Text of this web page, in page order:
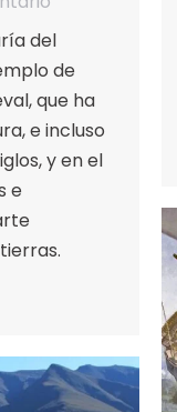
del
de
que ha
e incluso
y en el
e